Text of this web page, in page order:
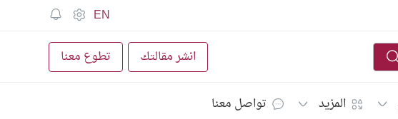
EN
انشر مقالتك تطوع معنا
المزيد تواصل معنا